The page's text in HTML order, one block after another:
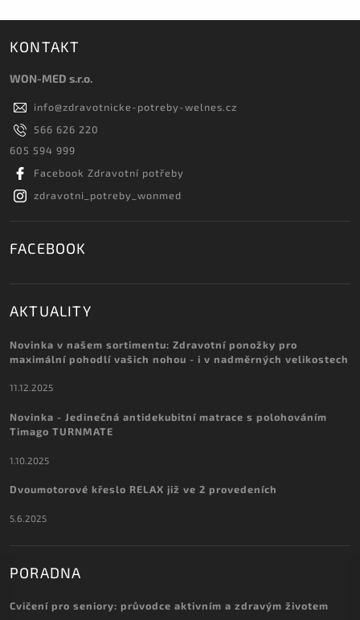
KONTAKT
WON-MED s.r.o.
info@zdravotnicke-potreby-welnes.cz
566 626 220
605 594 999
Facebook Zdravotní potřeby
zdravotni_potreby_wonmed
FACEBOOK
AKTUALITY
Novinka v našem sortimentu: Zdravotní ponožky pro
maximální pohodlí vašich nohou - i v nadměrných velikostech
11.12.2025
Novinka - Jedinečná antidekubitní matrace s polohováním
Timago TURNMATE
1.10.2025
Dvoumotorové křeslo RELAX již ve 2 provedeních
5.6.2025
PORADNA
Cvičení pro seniory: průvodce aktivním a zdravým životem